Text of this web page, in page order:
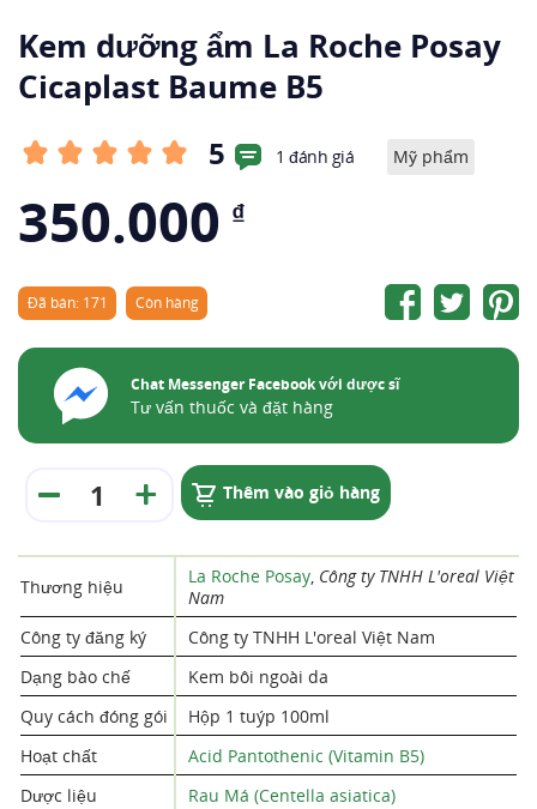
Kem dưỡng ẩm La Roche Posay
Cicaplast Baume B5
5 1 đánh giá Mỹ phẩm
350.000 ₫
Đã bán: 171 Còn hàng
Chat Messenger Facebook với dược sĩ
Tư vấn thuốc và đặt hàng
Thêm vào giỏ hàng
Thương hiệu La Roche Posay, Công ty TNHH L'oreal Việt
Nam
Công ty đăng ký
Công ty TNHH L'oreal Việt Nam
Dạng bào chế
Kem bôi ngoài da
Quy cách đóng gói
Hộp 1 tuýp 100ml
Hoạt chất
Acid Pantothenic (Vitamin B5)
Dược liệu
Rau Má (Centella asiatica)